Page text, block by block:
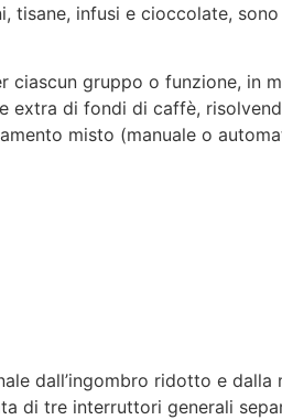
tisane, infusi e cioccolate,
gruppo o funzione, in
extra di fondi di caffè,
misto (manuale o
dall’ingombro ridotto e
di tre interruttori generali